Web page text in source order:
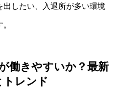
したい、入退所が多い環境
働きやすいか？最新
トレンド